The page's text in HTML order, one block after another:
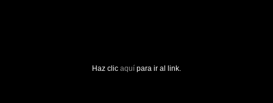
Haz clic aquí para ir al link.